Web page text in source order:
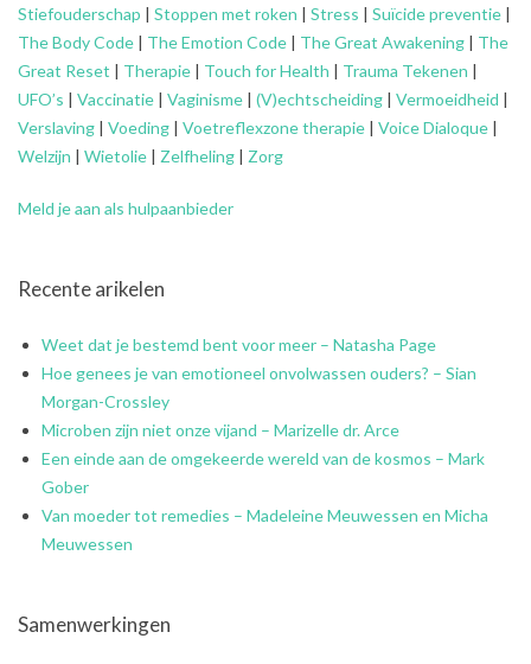
Stiefouderschap | Stoppen met roken | Stress | Suïcide preventie |
The Body Code | The Emotion Code | The Great Awakening | The
Great Reset | Therapie | Touch for Health | Trauma Tekenen |
UFO’s | Vaccinatie | Vaginisme | (V)echtscheiding | Vermoeidheid |
Verslaving | Voeding | Voetreflexzone therapie | Voice Dialoque |
Welzijn | Wietolie | Zelfheling | Zorg
Meld je aan als hulpaanbieder
Recente arikelen
Weet dat je bestemd bent voor meer – Natasha Page
Hoe genees je van emotioneel onvolwassen ouders? – Sian
Morgan-Crossley
Microben zijn niet onze vijand – Marizelle dr. Arce
Een einde aan de omgekeerde wereld van de kosmos – Mark
Gober
Van moeder tot remedies – Madeleine Meuwessen en Micha
Meuwessen
Samenwerkingen